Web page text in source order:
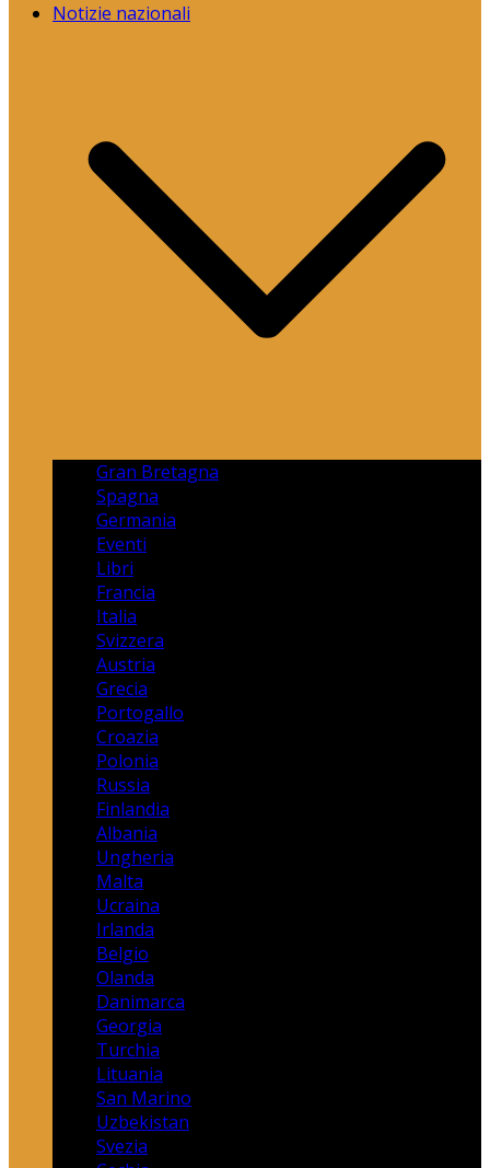
Notizie nazionali
Gran Bretagna
Spagna
Germania
Eventi
Libri
Francia
Italia
Svizzera
Austria
Grecia
Portogallo
Croazia
Polonia
Russia
Finlandia
Albania
Ungheria
Malta
Ucraina
Irlanda
Belgio
Olanda
Danimarca
Georgia
Turchia
Lituania
San Marino
Uzbekistan
Svezia